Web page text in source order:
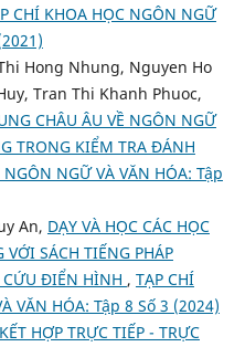
CHÍ KHOA HỌC NGÔN NGỮ
Hong Nhung, Nguyen Ho
Tran Thi Khanh Phuoc,
CHÂU ÂU VỀ NGÔN NGỮ
TRONG KIỂM TRA ĐÁNH
NGỮ VÀ VĂN HÓA: Tập
An, DẠY VÀ HỌC CÁC HỌC
SÁCH TIẾNG PHÁP
ĐIỂN HÌNH , TẠP CHÍ
VĂN HÓA: Tập 8 Số 3 (2024)
HỢP TRỰC TIẾP - TRỰC